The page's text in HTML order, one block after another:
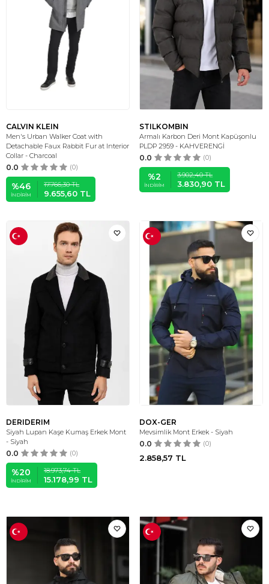
CALVIN KLEIN
Men's Urban Walker Coat with
Detachable Faux Rabbit Fur at Interior
Collar - Charcoal
0.0 (0)
%46
İNDIRIM
17.766,30TL
9.655,60 TL
STILKOMBIN
Armalı Karbon Deri Mont Kapüşonlu
PLDP 2959 - KAHVERENGİ
0.0 (0)
%2
İNDIRIM
3.902,40TL
3.830,90 TL
DERIDERIM
Siyah Lupan Kaşe Kumaş Erkek Mont
- Siyah
0.0 (0)
%20
İNDIRIM
18.973,74TL
15.178,99 TL
DOX-GER
Mevsimlik Mont Erkek - Siyah
0.0 (0)
2.858,57 TL